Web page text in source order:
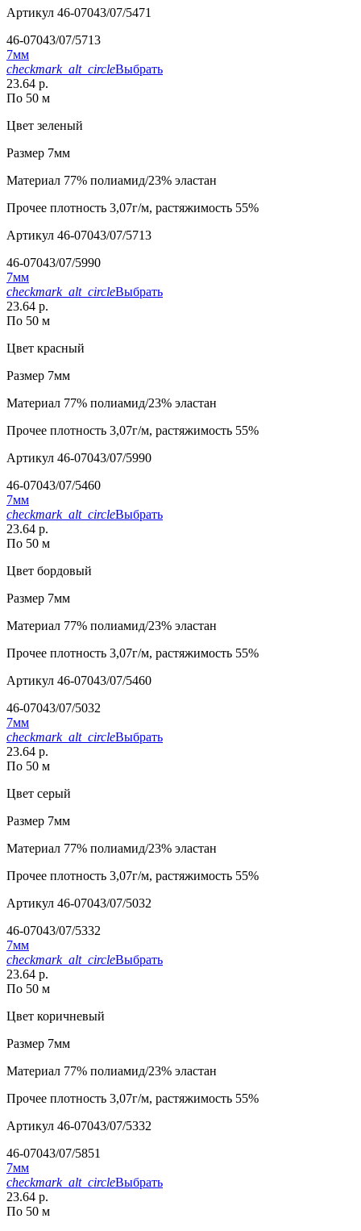
Артикул 46-07043/07/5471
46-07043/07/5713
7мм
checkmark_alt_circleВыбрать
23.64 р.
По 50 м
Цвет зеленый
Размер 7мм
Материал 77% полиамид/23% эластан
Прочее плотность 3,07г/м, растяжимость 55%
Артикул 46-07043/07/5713
46-07043/07/5990
7мм
checkmark_alt_circleВыбрать
23.64 р.
По 50 м
Цвет красный
Размер 7мм
Материал 77% полиамид/23% эластан
Прочее плотность 3,07г/м, растяжимость 55%
Артикул 46-07043/07/5990
46-07043/07/5460
7мм
checkmark_alt_circleВыбрать
23.64 р.
По 50 м
Цвет бордовый
Размер 7мм
Материал 77% полиамид/23% эластан
Прочее плотность 3,07г/м, растяжимость 55%
Артикул 46-07043/07/5460
46-07043/07/5032
7мм
checkmark_alt_circleВыбрать
23.64 р.
По 50 м
Цвет серый
Размер 7мм
Материал 77% полиамид/23% эластан
Прочее плотность 3,07г/м, растяжимость 55%
Артикул 46-07043/07/5032
46-07043/07/5332
7мм
checkmark_alt_circleВыбрать
23.64 р.
По 50 м
Цвет коричневый
Размер 7мм
Материал 77% полиамид/23% эластан
Прочее плотность 3,07г/м, растяжимость 55%
Артикул 46-07043/07/5332
46-07043/07/5851
7мм
checkmark_alt_circleВыбрать
23.64 р.
По 50 м